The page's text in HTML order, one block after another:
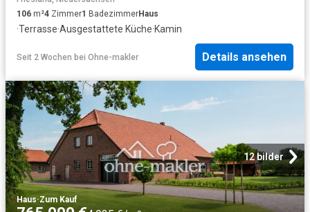
106 m²4 Zimmer1 BadezimmerHaus
·Terrasse·Ausgestattete Küche·Kamin
Seit 2 Wochen bei Ohne-makler Details ansehen
12 bilder
Haus·Zum Kauf